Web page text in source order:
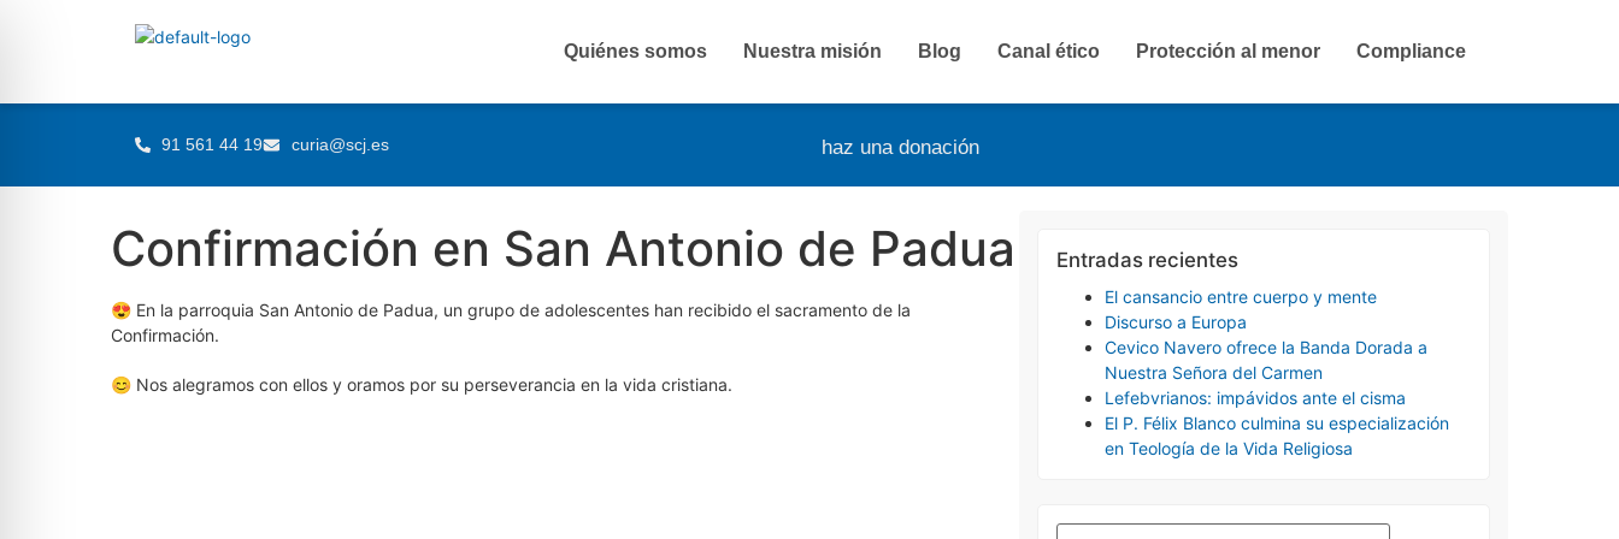
91 561 44 19 curia@scj.es haz una donación
Quiénes somos Nuestra misión Blog Canal ético Protección al menor Compliance
Confirmación en San Antonio de Padua
😍 En la parroquia San Antonio de Padua, un grupo de adolescentes han recibido el sacramento de la
Confirmación.
😊 Nos alegramos con ellos y oramos por su perseverancia en la vida cristiana.
Entradas recientes
El cansancio entre cuerpo y mente
Discurso a Europa
Cevico Navero ofrece la Banda Dorada a
Nuestra Señora del Carmen
Lefebvrianos: impávidos ante el cisma
El P. Félix Blanco culmina su especialización
en Teología de la Vida Religiosa